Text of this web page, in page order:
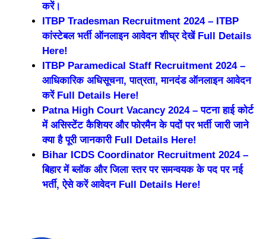
करें।
ITBP Tradesman Recruitment 2024 – ITBP
कांस्टेबल भर्ती ऑनलाइन आवेदन शीघ्र देखें Full Details
Here!
ITBP Paramedical Staff Recruitment 2024 –
आधिकारिक अधिसूचना, पात्रता, मानदंड ऑनलाइन आवेदन
करें Full Details Here!
Patna High Court Vacancy 2024 – पटना हाई कोर्ट
में असिस्टेंट कैशियर और फोरमैन के पदों पर भर्ती जारी जाने
क्या है पूरी जानकारी Full Details Here!
Bihar ICDS Coordinator Recruitment 2024 –
बिहार में ब्लॉक और जिला स्तर पर समन्वयक के पद पर नई
भर्ती, ऐसे करें आवेदन Full Details Here!